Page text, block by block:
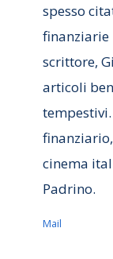
spesso
finanziarie
scrittore,
articoli
cinema
Padrino.
Mail